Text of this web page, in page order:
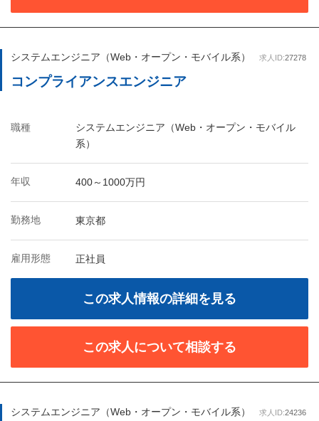
システムエンジニア（Web・オープン・モバイル系） 求人ID:27278
コンプライアンスエンジニア
職種
システムエンジニア（Web・オープン・モバイル
系）
年収 400～1000万円
勤務地 東京都
雇用形態 正社員
この求人情報の詳細を見る
この求人について相談する
システムエンジニア（Web・オープン・モバイル系） 求人ID:24236